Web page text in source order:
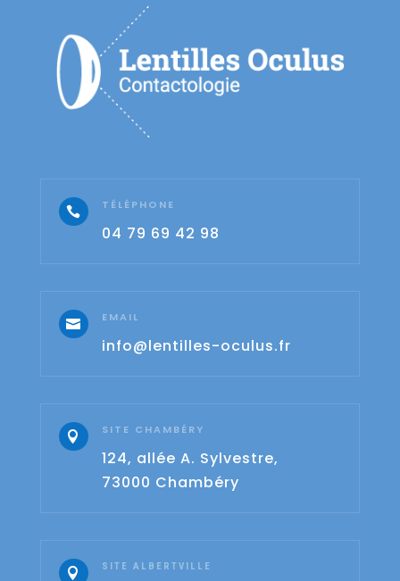
 TÉLÉPHONE
04 79 69 42 98
 EMAIL
info@lentilles-oculus.fr
 SITE CHAMBÉRY
124, allée A. Sylvestre,
73000 Chambéry
 SITE ALBERTVILLE